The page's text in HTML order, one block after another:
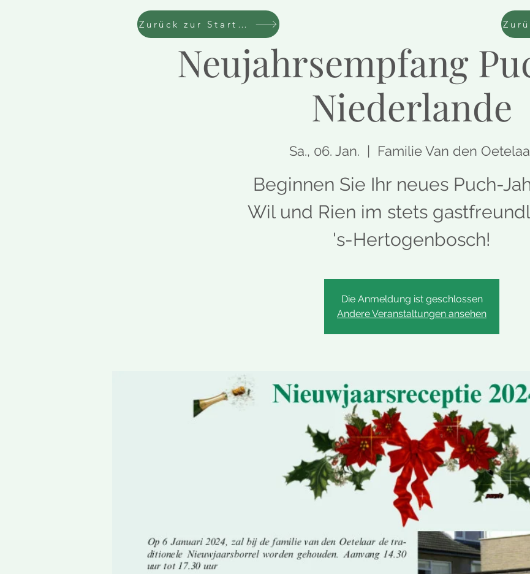
Neujahrsempfang
Niederlande
Sa., 06. Jan.
  |
Familie Van den
Beginnen Sie Ihr neues Puch-
Wil und Rien im stets
's-Hertogenbosch!
Die Anmeldung ist geschlossen
Andere Veranstaltungen ansehen
Zurück zur Startseite